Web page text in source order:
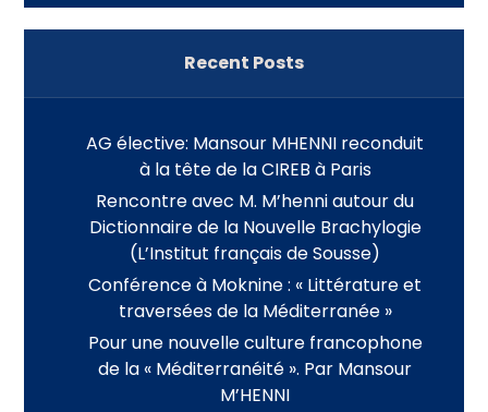
Recent Posts
AG élective: Mansour MHENNI reconduit
à la tête de la CIREB à Paris
Rencontre avec M. M’henni autour du
Dictionnaire de la Nouvelle Brachylogie
(L’Institut français de Sousse)
Conférence à Moknine : « Littérature et
traversées de la Méditerranée »
Pour une nouvelle culture francophone
de la « Méditerranéité ». Par Mansour
M’HENNI